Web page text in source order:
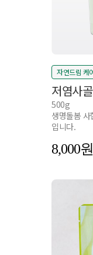
자연드림 케
저염사
500g
생명돌봄
입니다.
8,000